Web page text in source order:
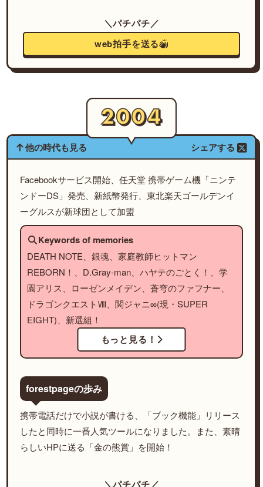
＼パチパチ／
web拍手を送る
他の時代も見る シェアする
Facebookサービス開始、任天堂 携帯ゲーム機「ニンテ
ンドーDS」発売、新紙幣発行、東北楽天ゴールデンイ
ーグルスが新球団として加盟
Keywords of memories
DEATH NOTE、銀魂、家庭教師ヒットマン
REBORN！、D.Gray-man、ハヤテのごとく！、学
園アリス、ローゼンメイデン、蒼穹のファフナー、
ドラゴンクエストⅧ、関ジャニ∞(現・SUPER
EIGHT)、新選組！
もっと見る！
forestpageの歩み
携帯電話だけで小説が書ける、「ブック機能」リリース
したと同時に一番人気ツールになりました。また、素晴
らしいHPに送る「金の熊賞」を開始！
＼パチパチ／